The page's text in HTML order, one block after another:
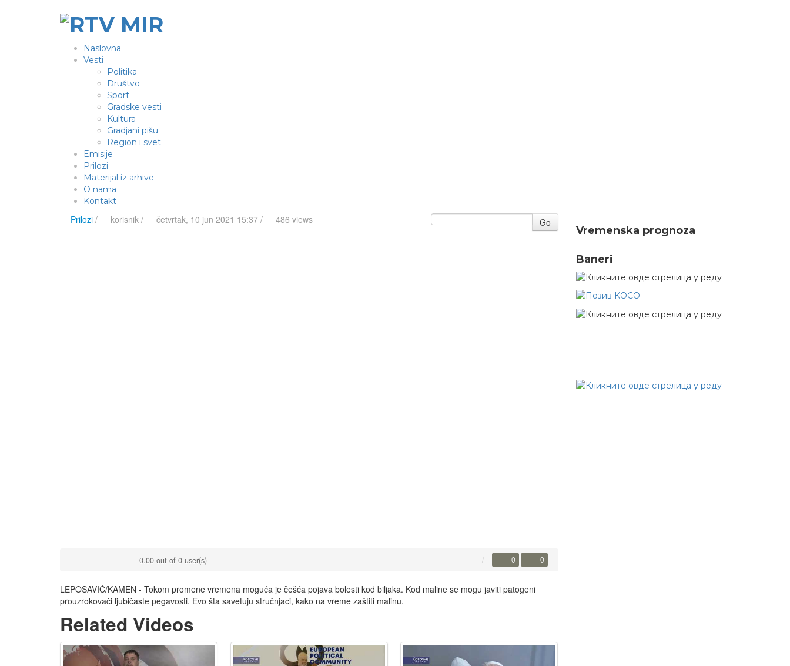
Naslovna
Vesti
Politika
Društvo
Sport
Gradske vesti
Kultura
Gradjani pišu
Region i svet
Emisije
Prilozi
Materijal iz arhive
O nama
Kontakt
Prilozi / korisnik / četvrtak, 10 jun 2021 15:37 / 486 views Go
0.00 out of 0 user(s) 0 0
LEPOSAVIĆ/KAMEN - Tokom promene vremena moguća je češća pojava bolesti kod biljaka. Kod maline se mogu javiti patogeni
prouzrokovači ljubičaste pegavosti. Evo šta savetuju stručnjaci, kako na vreme zaštiti malinu.
Related Videos
Vremenska prognoza
Baneri